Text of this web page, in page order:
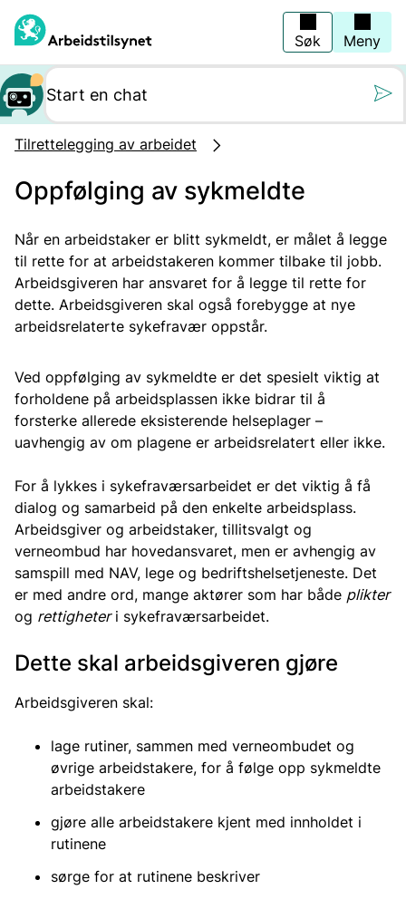
hovedinnhold
Søk Meny
Tilrettelegging av arbeidet
Oppfølging av sykmeldte
Når en arbeidstaker er blitt sykmeldt, er målet å legge
til rette for at arbeidstakeren kommer tilbake til jobb.
Arbeidsgiveren har ansvaret for å legge til rette for
dette. Arbeidsgiveren skal også forebygge at nye
arbeidsrelaterte sykefravær oppstår.
Ved oppfølging av sykmeldte er det spesielt viktig at
forholdene på arbeidsplassen ikke bidrar til å
forsterke allerede eksisterende helseplager –
uavhengig av om plagene er arbeidsrelatert eller ikke.
For å lykkes i sykefraværsarbeidet er det viktig å få
dialog og samarbeid på den enkelte arbeidsplass.
Arbeidsgiver og arbeidstaker, tillitsvalgt og
verneombud har hovedansvaret, men er avhengig av
samspill med NAV, lege og bedriftshelsetjeneste. Det
er med andre ord, mange aktører som har både plikter
og rettigheteri sykefraværsarbeidet.
Dette skal arbeidsgiveren gjøre
Arbeidsgiveren skal:
lage rutiner, sammen med verneombudet og
øvrige arbeidstakere, for å følge opp sykmeldte
arbeidstakere
gjøre alle arbeidstakere kjent med innholdet i
rutinene
sørge for at rutinene beskriver